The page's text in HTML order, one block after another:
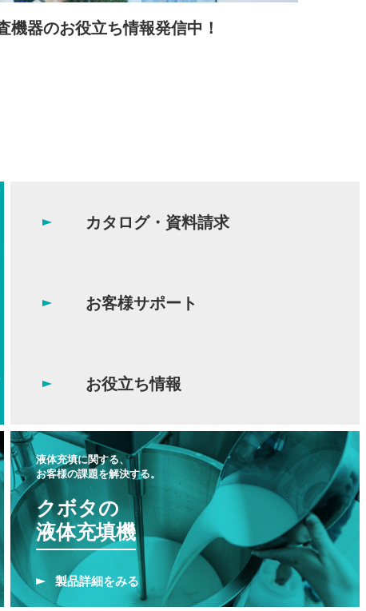
機器のお役立ち情報発信中！
カタログ・資料請求
お客様サポート
お役立ち情報
液体充填に関する、
お客様の課題を解決する。
クボタの
液体充填機
製品詳細をみる